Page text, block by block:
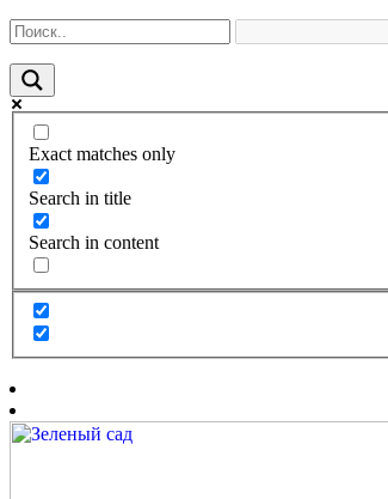
Exact matches only
Search in title
Search in content